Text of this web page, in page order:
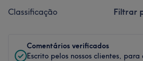
Classificação Filtrar
Comentários verificados
Escrito pelos nossos clientes,